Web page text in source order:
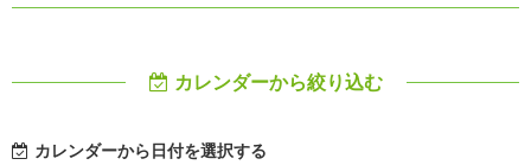
カレンダーから絞り込む
カレンダーから日付を選択する